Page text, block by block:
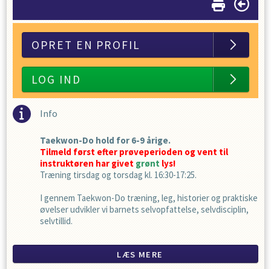
OPRET EN PROFIL
LOG IND
Info
Taekwon-Do hold for 6-9 årige.
Tilmeld først efter prøveperioden og vent til
instruktøren har givet grønt lys!
Træning tirsdag og torsdag kl. 16:30-17:25.
I gennem Taekwon-Do træning, leg, historier og praktiske
øvelser udvikler vi barnets selvopfattelse, selvdisciplin,
selvtillid.
LÆS MERE